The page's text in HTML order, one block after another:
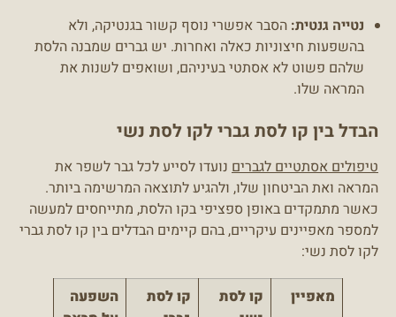
נטייה גנטית: הסבר אפשרי נוסף קשור בגנטיקה, ולא
בהשפעות חיצוניות כאלה ואחרות. יש גברים שמבנה הלסת
שלהם פשוט לא אסתטי בעיניהם, ושואפים לשנות את
המראה שלו.
הבדל בין קו לסת גברי לקו לסת נשי
טיפולים אסתטיים לגברים נועדו לסייע לכל גבר לשפר את
המראה ואת הביטחון שלו, ולהגיע לתוצאה המרשימה ביותר.
כאשר מתמקדים באופן ספציפי בקו הלסת, מתייחסים למעשה
למספר מאפיינים עיקריים, בהם קיימים הבדלים בין קו לסת גברי
לקו לסת נשי:
מאפיין
קו לסת
קו לסת
השפעה